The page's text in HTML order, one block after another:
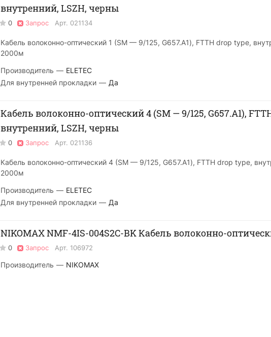
внутренний, LSZH, черны
0 Запрос Арт. 021134
Кабель волоконно-оптический 1 (SМ — 9/125, G657.A1), FTTH drop type,
2000м
Производитель — ELETEC
Для внутренней прокладки — Да
Кабель волоконно-оптический 4 (SМ — 9/125, G657.A1),
внутренний, LSZH, черны
0 Запрос Арт. 021136
Кабель волоконно-оптический 4 (SМ — 9/125, G657.A1), FTTH drop type,
2000м
Производитель — ELETEC
Для внутренней прокладки — Да
NIKOMAX NMF-4IS-004S2C-BK Кабель волоконно-
0 Запрос Арт. 106972
Производитель — NIKOMAX